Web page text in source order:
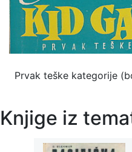
Prvak teške kategorije
Knjige iz